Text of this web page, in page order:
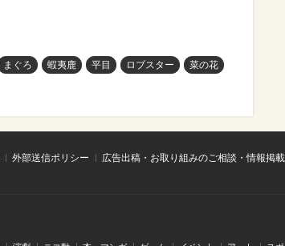
まぐろ 蝦夷鹿 平目 ロブスター 菜の花
外部送信ポリシー
広告出稿・お取り組みのご相談・情報掲